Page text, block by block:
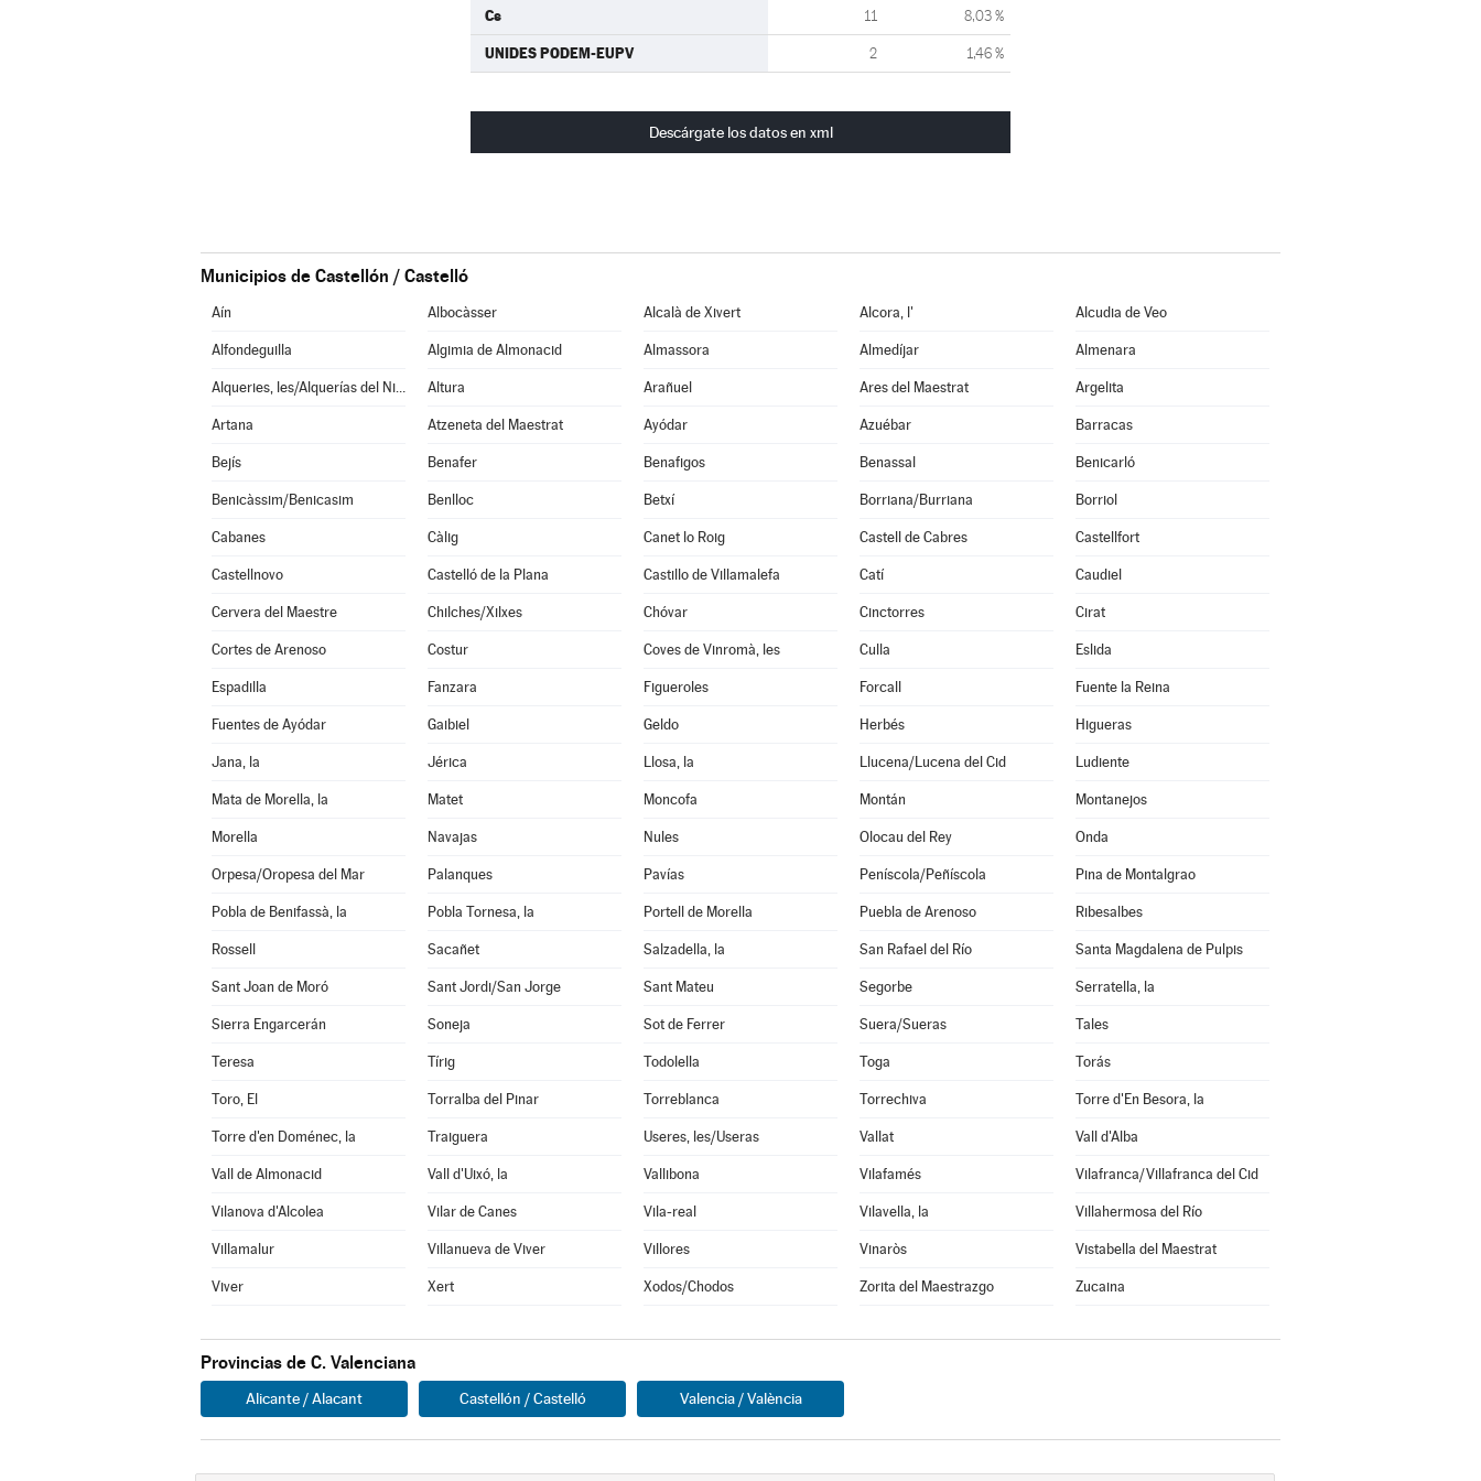
Cs 11 8,03 %
UNIDES PODEM-EUPV 2 1,46 %
Descárgate los datos en xml
Municipios de Castellón / Castelló
Aín Albocàsser Alcalà de Xivert Alcora, l' Alcudia de Veo
Alfondeguilla Algimia de Almonacid Almassora Almedíjar Almenara
Alqueries, les/Alquerías del Niño Perdido Altura Arañuel Ares del Maestrat Argelita
Artana Atzeneta del Maestrat Ayódar Azuébar Barracas
Bejís Benafer Benafigos Benassal Benicarló
Benicàssim/Benicasim Benlloc Betxí Borriana/Burriana Borriol
Cabanes Càlig Canet lo Roig Castell de Cabres Castellfort
Castellnovo Castelló de la Plana Castillo de Villamalefa Catí Caudiel
Cervera del Maestre Chilches/Xilxes Chóvar Cinctorres Cirat
Cortes de Arenoso Costur Coves de Vinromà, les Culla Eslida
Espadilla Fanzara Figueroles Forcall Fuente la Reina
Fuentes de Ayódar Gaibiel Geldo Herbés Higueras
Jana, la Jérica Llosa, la Llucena/Lucena del Cid Ludiente
Mata de Morella, la Matet Moncofa Montán Montanejos
Morella Navajas Nules Olocau del Rey Onda
Orpesa/Oropesa del Mar Palanques Pavías Peníscola/Peñíscola Pina de Montalgrao
Pobla de Benifassà, la Pobla Tornesa, la Portell de Morella Puebla de Arenoso Ribesalbes
Rossell Sacañet Salzadella, la San Rafael del Río Santa Magdalena de Pulpis
Sant Joan de Moró Sant Jordi/San Jorge Sant Mateu Segorbe Serratella, la
Sierra Engarcerán Soneja Sot de Ferrer Suera/Sueras Tales
Teresa Tírig Todolella Toga Torás
Toro, El Torralba del Pinar Torreblanca Torrechiva Torre d'En Besora, la
Torre d'en Doménec, la Traiguera Useres, les/Useras Vallat Vall d'Alba
Vall de Almonacid Vall d'Uixó, la Vallibona Vilafamés Vilafranca/Villafranca del Cid
Vilanova d'Alcolea Vilar de Canes Vila-real Vilavella, la Villahermosa del Río
Villamalur Villanueva de Viver Villores Vinaròs Vistabella del Maestrat
Viver Xert Xodos/Chodos Zorita del Maestrazgo Zucaina
Provincias de C. Valenciana
Alicante / Alacant Castellón / Castelló Valencia / València